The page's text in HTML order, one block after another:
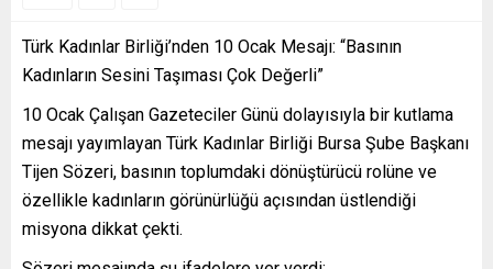
Türk Kadınlar Birliği’nden 10 Ocak Mesajı: “Basının
Kadınların Sesini Taşıması Çok Değerli”
10 Ocak Çalışan Gazeteciler Günü dolayısıyla bir kutlama
mesajı yayımlayan Türk Kadınlar Birliği Bursa Şube Başkanı
Tijen Sözeri, basının toplumdaki dönüştürücü rolüne ve
özellikle kadınların görünürlüğü açısından üstlendiği
misyona dikkat çekti.